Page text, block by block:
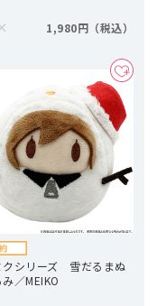
1,980円
クシリーズ 雪だるまぬ
／MEIKO